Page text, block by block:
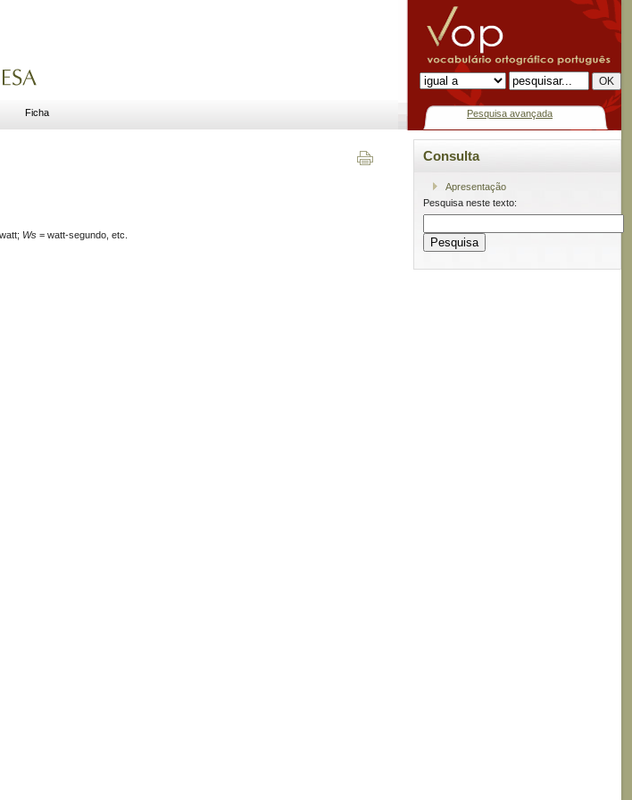
Ficha Pesquisa avançada
Ws = watt-segundo, etc.
Consulta
Apresentação
Pesquisa neste texto: